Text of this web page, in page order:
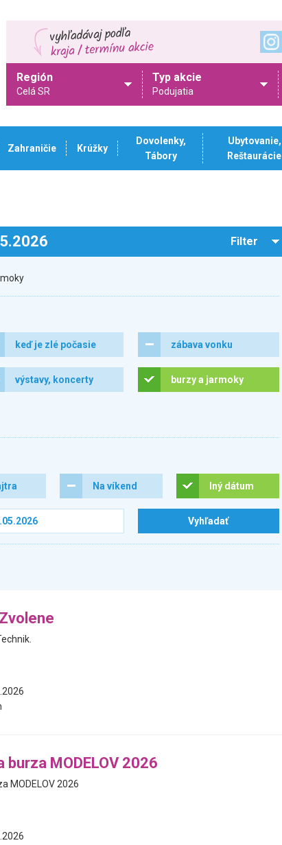
Región
Celá SR
Typ akcie
Podujatia
Zahraničie Krúžky
Dovolenky,
Tábory
Ubytovanie,
Reštaurácie
Filter
keď je zlé počasie zábava vonku
výstavy, koncerty burzy a jarmoky
Na víkend Iný dátum
burza MODELOV 2026
MODELOV 2026